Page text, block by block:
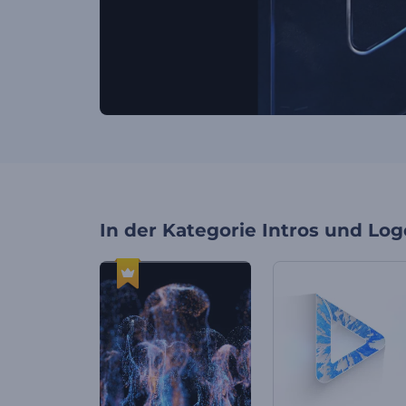
In der Kategorie Intros und